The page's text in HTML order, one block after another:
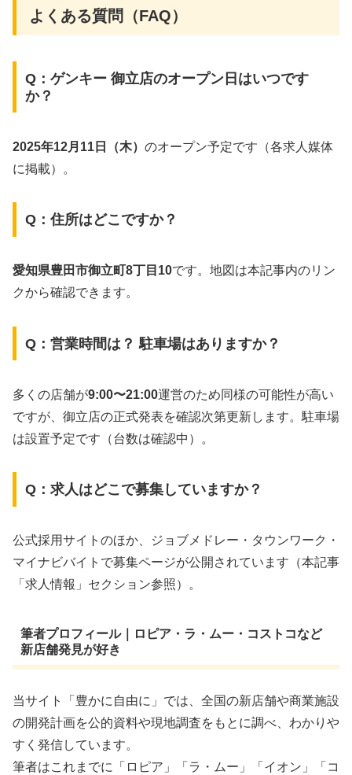
よくある質問（FAQ）
Q：ゲンキー 御立店のオープン日はいつです
か？
2025年12月11日（木） のオープン予定です（各求人媒体
に掲載）。
Q：住所はどこですか？
愛知県豊田市御立町8丁目10です。地図は本記事内のリン
クから確認できます。
Q：営業時間は？ 駐車場はありますか？
多くの店舗が9:00〜21:00運営のため同様の可能性が高い
ですが、御立店の正式発表を確認次第更新します。駐車場
は設置予定です（台数は確認中）。
Q：求人はどこで募集していますか？
公式採用サイトのほか、ジョブメドレー・タウンワーク・
マイナビバイトで募集ページが公開されています（本記事
「求人情報」セクション参照）。
筆者プロフィール｜ロピア・ラ・ムー・コストコなど
新店舗発見が好き
当サイト「豊かに自由に」では、全国の新店舗や商業施設
の開発計画を公的資料や現地調査をもとに調べ、わかりや
すく発信しています。
筆者はこれまでに「ロピア」「ラ・ムー」「イオン」「コ